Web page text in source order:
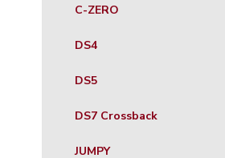
C-ZERO
DS4
DS5
DS7 Crossback
JUMPY